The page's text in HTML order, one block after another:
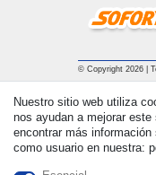
© Copyright 2026 |
| * Applies to
Nuestro sitio web utiliza
nos ayudan a mejorar
encontrar más
como usuario en nuestra:
Withdraw